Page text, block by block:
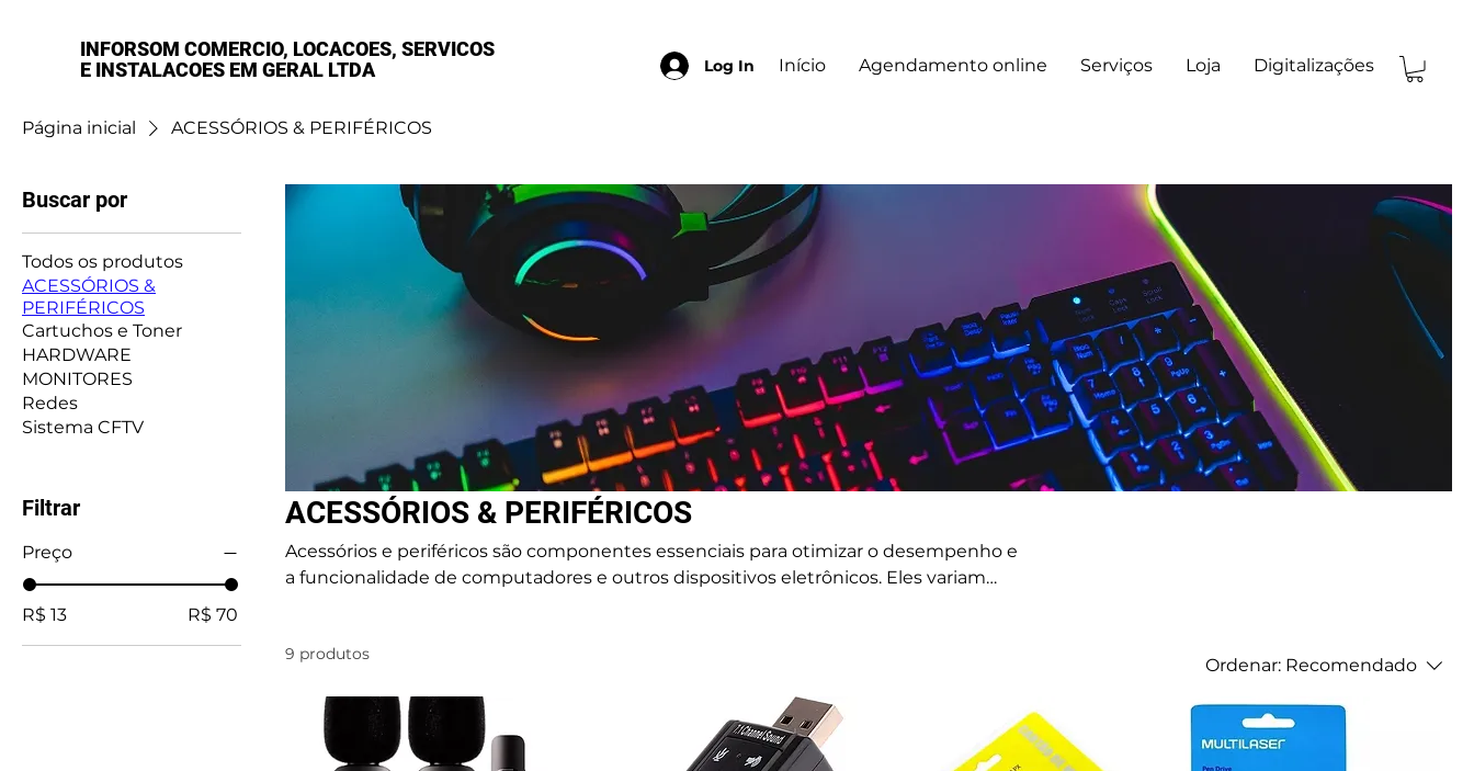
INFORSOM COMERCIO, LOCACOES, SERVICOS
E INSTALACOES EM GERAL LTDA
Início Agendamento online Serviços Loja Digitalizações
Log In
Página inicial ACESSÓRIOS & PERIFÉRICOS
Buscar por
Todos os produtos
ACESSÓRIOS &
PERIFÉRICOS
Cartuchos e Toner
HARDWARE
MONITORES
Redes
Sistema CFTV
Filtrar
Preço
R$ 13 R$ 70
ACESSÓRIOS & PERIFÉRICOS
Acessórios e periféricos são componentes essenciais para otimizar o desempenho e
a funcionalidade de computadores e outros dispositivos eletrônicos. Eles variam
9 produtos
Ordenar: Recomendado